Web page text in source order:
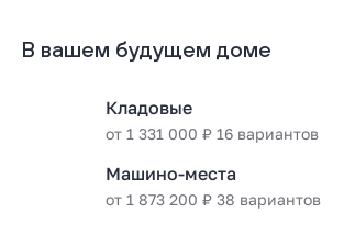
В вашем будущем доме
Кладовые
от 1 331 000 ₽ 16 вариантов
Машино-места
от 1 873 200 ₽ 38 вариантов